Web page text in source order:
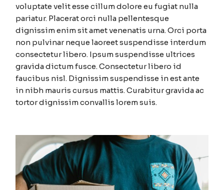
voluptate velit esse cillum dolore eu fugiat nulla
pariatur. Placerat orci nulla pellentesque
dignissim enim sit amet venenatis urna. Orci porta
non pulvinar neque laoreet suspendisse interdum
consectetur libero. Ipsum suspendisse ultrices
gravida dictum fusce. Consectetur libero id
faucibus nisl. Dignissim suspendisse in est ante
in nibh mauris cursus mattis. Curabitur gravida ac
tortor dignissim convallis lorem suis.